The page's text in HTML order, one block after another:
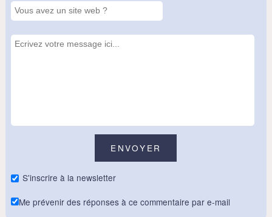
S'inscrire à la newsletter
Me prévenir des réponses à ce commentaire par e-mail